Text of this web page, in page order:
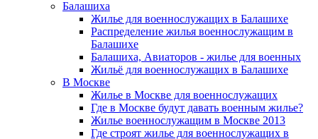
Балашиха
Жилье для военнослужащих в Балашихе
Распределение жилья военнослужащим в
Балашихе
Балашиха, Авиаторов - жилье для военных
Жильё для военнослужащих в Балашихе
В Москве
Жилье в Москве для военнослужащих
Где в Москве будут давать военным жилье?
Жилье военнослужащим в Москве 2013
Где строят жилье для военнослужащих в